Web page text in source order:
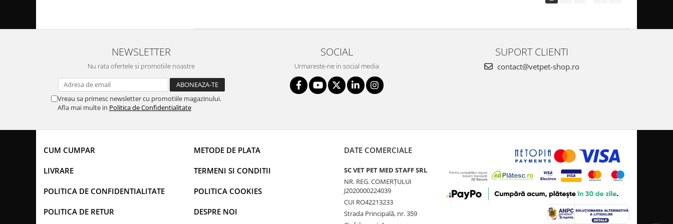
NEWSLETTER
Nu rata ofertele si promotiile noastre
Vreau sa primesc newsletter cu promotiile magazinului.
Afla mai multe in Politica de Confidentialitate
SOCIAL
Urmareste-ne in social media
SUPORT CLIENTI
contact@vetpet-shop.ro
CUM CUMPAR
LIVRARE
POLITICA DE CONFIDENTIALITATE
POLITICA DE RETUR
METODE DE PLATA
TERMENI SI CONDITII
POLITICA COOKIES
DESPRE NOI
DATE COMERCIALE
SC VET PET MED STAFF SRL
NR. REG. COMERȚULUI
J2020000224039
CUI RO42213233
Strada Principală, nr. 359